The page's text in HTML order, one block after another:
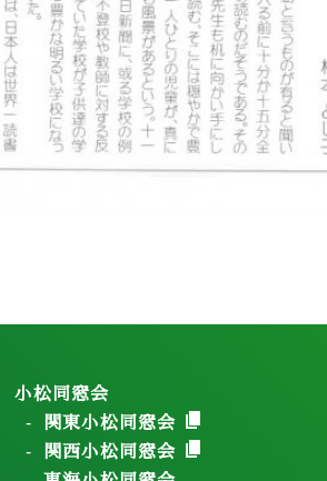
小松同窓会
関東小松同窓会
関西小松同窓会